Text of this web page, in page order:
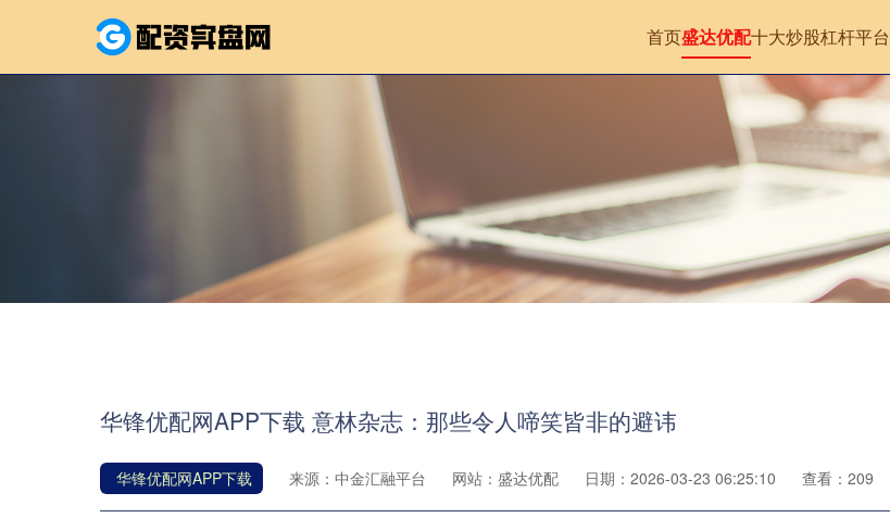
首页盛达优配十大炒股杠杆平台
华锋优配网APP下载 意林杂志：那些令人啼笑皆非的避讳
华锋优配网APP下载 来源：中金汇融平台 网站：盛达优配 日期：2026-03-23 06:25:10 查看：209